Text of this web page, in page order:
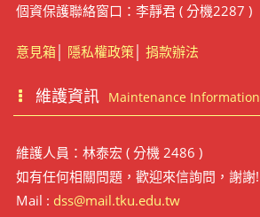
個資保護聯絡窗口：李靜君 ( 分機2287 )
意見箱│ 隱私權政策│ 捐款辦法
維護資訊 Maintenance Information
維護人員：林泰宏 ( 分機 2486 )
如有任何相關問題，歡迎來信詢問，謝謝!
Mail : dss@mail.tku.edu.tw